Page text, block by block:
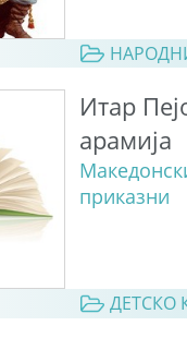
Итар
арамија
приказни
ДЕТСКО